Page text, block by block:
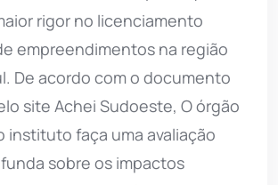
rigor no licenciamento
empreendimentos na região
De acordo com o documento
site Achei Sudoeste, O órgão
instituto faça uma avaliação
sobre os impactos